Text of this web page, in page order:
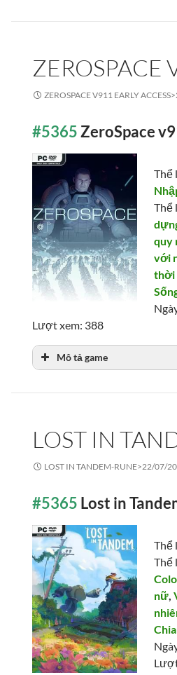
ZEROSPACE
ZEROSPACE V911 EARLY ACCESS>
#5365ZeroSpace
Thể
Thể
quy
với
thời
Lượt xem: 388
Mô tả game
LOST IN
LOST IN TANDEM-RUNE>22/07/
#5365 Lost in
Thể
Thể
nữ,